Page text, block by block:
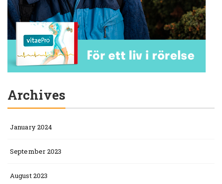
Archives
January 2024
September 2023
August 2023